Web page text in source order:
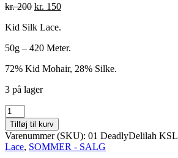
kr.200 Den
pris
kr. 200.
kr. 150Den
kr. 150.
Kid Silk Lace.
50g – 420 Meter.
72% Kid Mohair, 28% Silke.
3 på lager
Deadly
Delilah
antal
Tilføj til kurv
Varenummer (SKU): 01 DeadlyDelilah KSL
Lace, SOMMER - SALG